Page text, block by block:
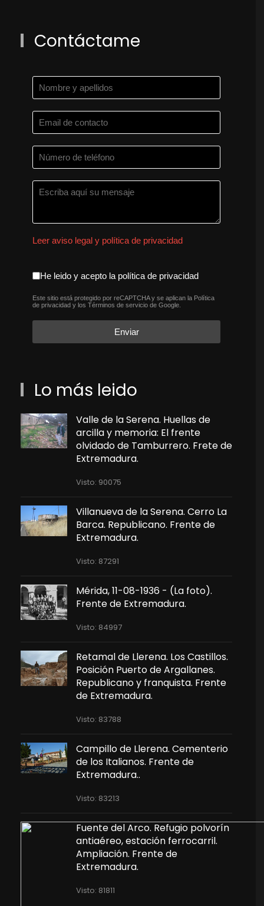
Contáctame
Leer aviso legal y política de privacidad
aceptacion política de
He leido y acepto la política de privacidad
reCAPTCHA*
Este sitio está protegido por reCAPTCHA y se aplican la Política
de privacidad y losTérminos de servicio de Google.
Enviar
Lo más leido
Valle de la Serena. Huellas de
arcilla y memoria: El frente
olvidado de Tamburrero. Frete de
Extremadura.
Visto: 90075
Villanueva de la Serena. Cerro La
Barca. Republicano. Frente de
Extremadura.
Visto: 87291
Mérida, 11-08-1936 - (La foto).
Frente de Extremadura.
Visto: 84997
Retamal de Llerena. Los Castillos.
Posición Puerto de Argallanes.
Republicano y franquista. Frente
de Extremadura.
Visto: 83788
Campillo de Llerena. Cementerio
de los Italianos. Frente de
Extremadura..
Visto: 83213
Fuente del Arco. Refugio polvorín
antiaéreo, estación ferrocarril.
Ampliación. Frente de
Extremadura.
Visto: 81811